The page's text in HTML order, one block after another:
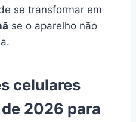
se transformar em
se o aparelho não
celulares
2026 para